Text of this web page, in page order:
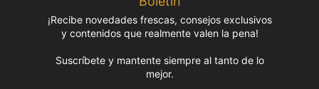
¡Recibe novedades frescas, consejos exclusivos
y contenidos que realmente valen la pena!
Suscríbete y mantente siempre al tanto de lo
mejor.